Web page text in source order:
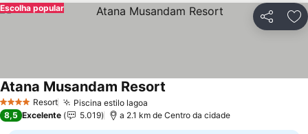
Partilhar
Escolha popular
4 EstrelasResort Piscina estilo lagoa
Atana Musandam Resort
8,5 Excelente 5.019 a 2.1 km de Centro da cidade